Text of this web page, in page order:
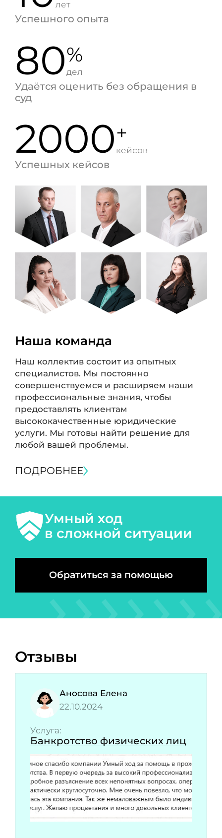
лет
Успешного опыта
80%
дел
Удаётся оценить без обращения в
суд
2000+
кейсов
Успешных кейсов
Наша команда
Наш коллектив состоит из опытных
специалистов. Мы постоянно
совершенствуемся и расширяем наши
профессиональные знания, чтобы
предоставлять клиентам
высококачественные юридические
услуги. Мы готовы найти решение для
любой вашей проблемы.
ПОДРОБНЕЕ
Умный ход
в сложной ситуации
Обратиться за помощью
Отзывы
Аносова Елена
22.10.2024
Услуга:
Банкротство физических лиц